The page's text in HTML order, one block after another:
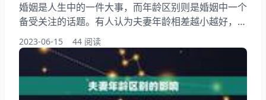
婚姻是人生中的一件大事，而年龄区别则是婚姻中一个
备受关注的话题。有人认为夫妻年龄相差越小越好，有
人则认为年龄区别不是问题。有没有夫妻差6岁的人
呢？他们的婚姻是如何的呢？本文将探寻婚姻中的年龄
区别，带您一起了解夫妻年龄区别对婚姻的影响。
一、夫妻年龄区别的影响 夫妻年龄区别是指两个人的
年龄相差的年数。在婚姻中，年龄区别会对夫妻的生活
2023-06-15 44 阅读